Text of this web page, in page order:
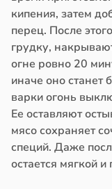
кипения, затем
перец. После
грудку,
огне ровно 20
иначе оно станет
варки огонь
Ее оставляют
мясо сохраняет
специй. Даже
остается мягкой